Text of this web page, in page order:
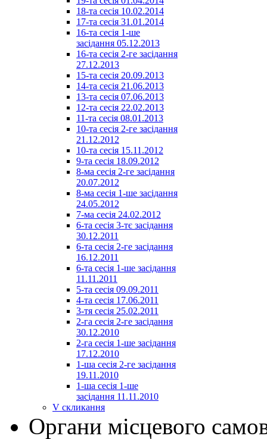
18-та сесія 10.02.2014
17-та сесія 31.01.2014
16-та сесія 1-ше
засідання 05.12.2013
16-та сесія 2-ге засідання
27.12.2013
15-та сесія 20.09.2013
14-та сесія 21.06.2013
13-та сесія 07.06.2013
12-та сесія 22.02.2013
11-та сесія 08.01.2013
10-та сесія 2-ге засідання
21.12.2012
10-та сесія 15.11.2012
9-та сесія 18.09.2012
8-ма сесія 2-ге засідання
20.07.2012
8-ма сесія 1-ше засідання
24.05.2012
7-ма сесія 24.02.2012
6-та сесія 3-тє засідання
30.12.2011
6-та сесія 2-ге засідання
16.12.2011
6-та сесія 1-ше засідання
11.11.2011
5-та сесія 09.09.2011
4-та сесія 17.06.2011
3-тя сесія 25.02.2011
2-га сесія 2-ге засідання
30.12.2010
2-га сесія 1-ше засідання
17.12.2010
1-ша сесія 2-ге засідання
19.11.2010
1-ша сесія 1-ше
засідання 11.11.2010
V скликання
Органи місцевого